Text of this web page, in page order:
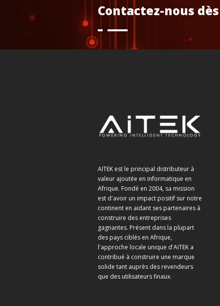
Contactez-nous
AITEK est le principal distributeur à
valeur ajoutée en informatique en
Afrique. Fondé en 2004, sa mission
est d'avoir un impact positif sur notre
continent en aidant ses partenaires à
construire des entreprises
gagnantes. Présent dans la plupart
des pays ciblés en Afrique,
l'approche locale unique d'AITEK a
contribué à construire une marque
solide tant auprès des revendeurs
que des utilisateurs finaux.